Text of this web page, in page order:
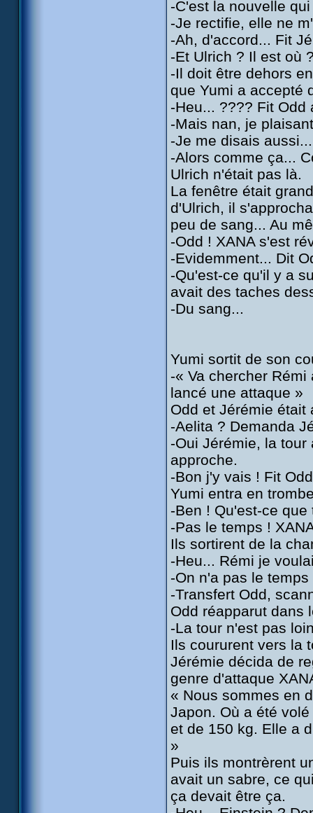
-C'est la nouvelle
-Je rectifie, elle ne
-Ah, d'accord... Fit
-Et Ulrich ? Il est où
-Il doit être dehors
que Yumi a accepté
-Heu... ???? Fit Odd
-Mais nan, je
-Je me disais
-Alors comme ça...
Ulrich n'était pas là.
La fenêtre était
d'Ulrich, il
peu de sang... Au
-Odd ! XANA s'est
-Evidemment... Dit
-Qu'est-ce qu'il y a
avait des taches
-Du sang...
Yumi sortit de son
-« Va chercher
lancé une attaque »
Odd et Jérémie était
-Aelita ? Demanda
-Oui Jérémie, la
approche.
-Bon j'y vais ! Fit
Yumi entra en
-Ben ! Qu'est-ce que
-Pas le temps !
Ils sortirent de la
-Heu... Rémi je
-On n'a pas le
-Transfert Odd,
Odd réapparut dans
-La tour n'est pas
Ils coururent vers la
Jérémie décida de
genre d'attaque
« Nous sommes en
Japon. Où a été
et de 150 kg. Elle a
»
Puis ils montrèrent
avait un sabre, ce
ça devait être ça.